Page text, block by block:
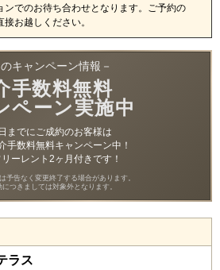
ンでのお待ち合わせとなります。ご予約の
お越しください。
のキャンペーン情報－
手数料無料
ペーン実施中
までにご成約のお客様は
手数料無料キャンペーン中！
ーレント2ヶ月付きです！
予告なく変更終了する場合があります。
つきましては対象外となります。
ラス